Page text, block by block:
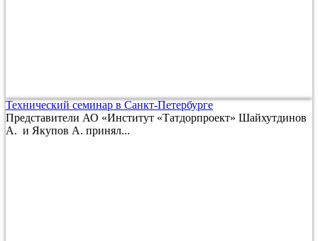
Технический семинар в Санкт-Петербурге
Представители АО «Институт «Татдорпроект» Шайхутдинов
А. и Якупов А. принял...